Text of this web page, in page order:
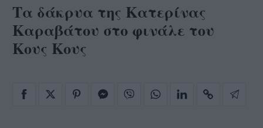
Τα δάκρυα της Κατερίνας
Καραβάτου στο φινάλε του
Κους Κους